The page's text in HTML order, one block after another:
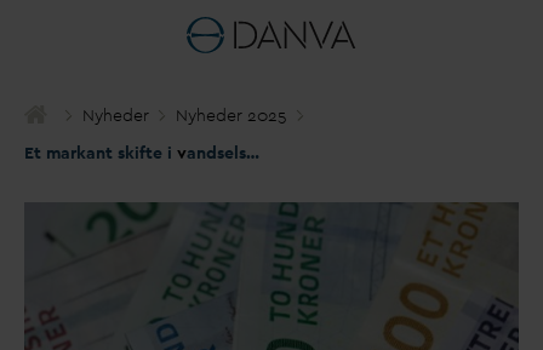
Nyheder
Nyheder 2025
Et markant skifte i vandselskabernes betaling af garantiprovision